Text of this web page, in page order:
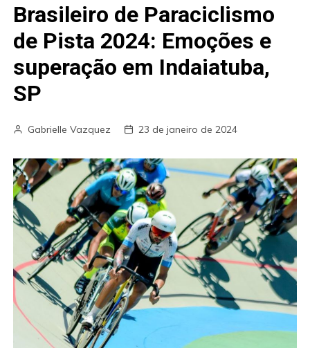
Brasileiro de Paraciclismo
de Pista 2024: Emoções e
superação em Indaiatuba,
SP
Gabrielle Vazquez 23 de janeiro de 2024